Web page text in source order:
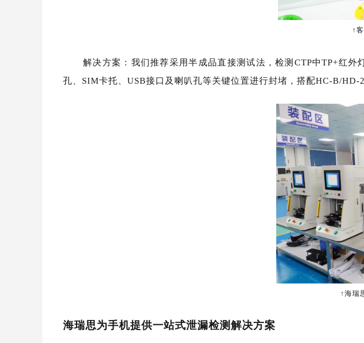
↑
解决方案：我们推荐采用半成品直接测试法，检测CTP中TP+红外
孔、SIM卡托、USB接口及喇叭孔等关键位置进行封堵 ， 搭配HC-B/HD-
↑海瑞
海瑞思为手机提供一站式泄漏检测解决方案